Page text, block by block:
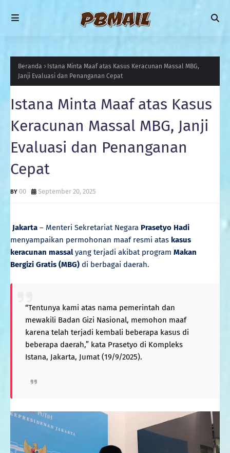
Beranda
Istana Minta Maaf atas Kasus Keracunan Massal MBG,
Janji Evaluasi dan Penanganan Cepat
Istana Minta Maaf atas Kasus
Keracunan Massal MBG, Janji
Evaluasi dan Penanganan
Cepat
00 September 20, 2025
Jakarta – Menteri Sekretariat Negara Prasetyo Hadi
menyampaikan permohonan maaf resmi atas kasus
keracunan massalyang terjadi akibat program Makan
Bergizi Gratis (MBG) di berbagai daerah.
“Tentunya kami atas nama pemerintah dan
mewakili Badan Gizi Nasional, memohon maaf
karena telah terjadi kembali beberapa kasus di
beberapa daerah,” kata Prasetyo di Kompleks
Istana, Jakarta, Jumat (19/9/2025).